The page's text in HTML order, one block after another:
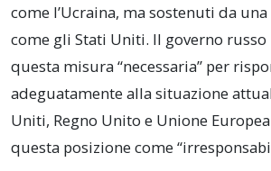
come l’Ucraina, ma sostenuti da
come gli Stati Uniti. Il governo
questa misura “necessaria” per
adeguatamente alla situazione
Uniti, Regno Unito e Unione
questa posizione come